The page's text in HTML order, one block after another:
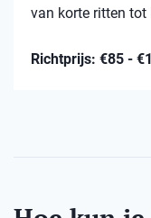
van korte ritten tot
Richtprijs: €85 -